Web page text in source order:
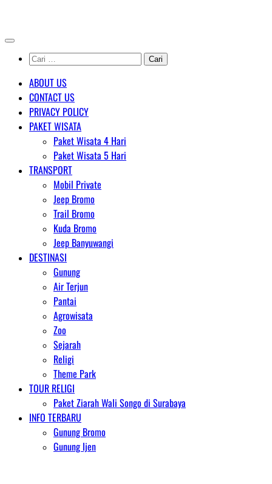
content
Cari
untuk:
ABOUT US
CONTACT US
PRIVACY POLICY
PAKET WISATA
Paket Wisata 4 Hari
Paket Wisata 5 Hari
TRANSPORT
Mobil Private
Jeep Bromo
Trail Bromo
Kuda Bromo
Jeep Banyuwangi
DESTINASI
Gunung
Air Terjun
Pantai
Agrowisata
Zoo
Sejarah
Religi
Theme Park
TOUR RELIGI
Paket Ziarah Wali Songo di Surabaya
INFO TERBARU
Gunung Bromo
Gunung Ijen